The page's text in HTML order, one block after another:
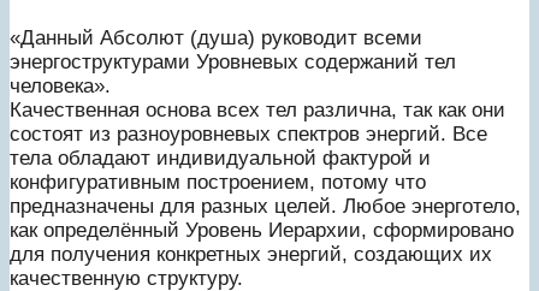
«Данный Абсолют (душа) руководит всеми
энергоструктурами Уровневых содержаний тел
человека».
Качественная основа всех тел различна, так как они
состоят из разноуровневых спектров энергий. Все
тела обладают индивидуальной фактурой и
конфигуративным построением, потому что
предназначены для разных целей. Любое энерготело,
как определённый Уровень Иерархии, сформировано
для получения конкретных энергий, создающих их
качественную структуру.